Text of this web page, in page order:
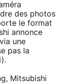
des photos
le format
annonce
une
pas la
Mitsubishi